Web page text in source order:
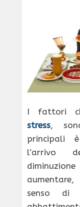
I fattori
stress,
principali
l’arrivo
senso di